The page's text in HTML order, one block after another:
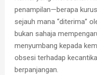
penampilan—berapa
sejauh mana “diterima”
bukan sahaja
menyumbang kepada
obsesi terhadap
berpanjangan.